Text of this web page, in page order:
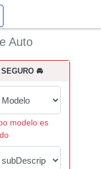
Auto
🚘
modelo es